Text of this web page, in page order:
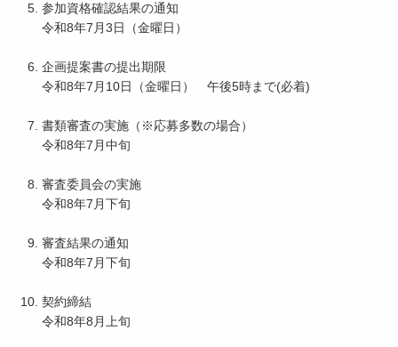
参加資格確認結果の通知
令和8年7月3日（金曜日）
企画提案書の提出期限
令和8年7月10日（金曜日） 午後5時まで(必着)
書類審査の実施（※応募多数の場合）
令和8年7月中旬
審査委員会の実施
令和8年7月下旬
審査結果の通知
令和8年7月下旬
契約締結
令和8年8月上旬